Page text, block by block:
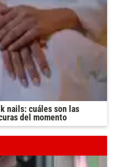
nails: cuáles son las
del momento